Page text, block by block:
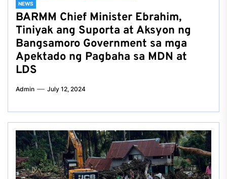
NEWS
BARMM Chief Minister Ebrahim,
Tiniyak ang Suporta at Aksyon ng
Bangsamoro Government sa mga
Apektado ng Pagbaha sa MDN at
LDS
Admin July 12, 2024